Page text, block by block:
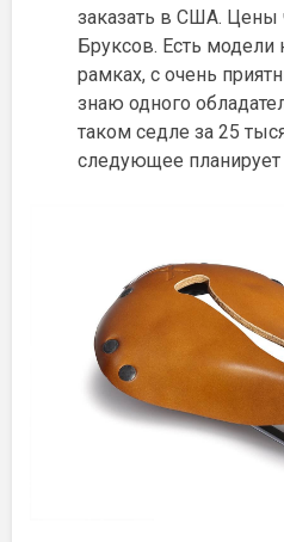
заказать в США.
Бруксов. Есть
рамках, с очень
знаю одного
таком седле за 25
следующее планирует